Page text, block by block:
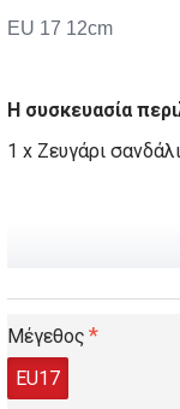
EU 17 12cm
Η συσκευασία
1 x Ζευγάρι
Μέγεθος
EU17